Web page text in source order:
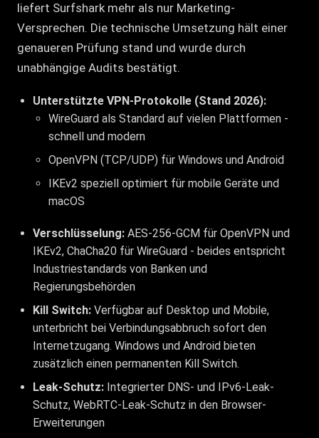
liefert Surfshark mehr als nur Marketing-
Versprechen. Die technische Umsetzung hält einer
genaueren Prüfung stand und wurde durch
unabhängige Audits bestätigt.
Unterstützte VPN-Protokolle (Stand 2026):
WireGuard als Standard auf vielen Plattformen -
schnell und modern
OpenVPN (TCP/UDP) für Windows und Android
IKEv2 speziell optimiert für mobile Geräte und
macOS
Verschlüsselung: AES-256-GCM für OpenVPN und
IKEv2, ChaCha20 für WireGuard - beides entspricht
Industriestandards von Banken und
Regierungsbehörden
Kill Switch: Verfügbar auf Desktop und Mobile,
unterbricht bei Verbindungsabbruch sofort den
Internetzugang. Windows und Android bieten
zusätzlich einen permanenten Kill Switch.
Leak-Schutz: Integrierter DNS- und IPv6-Leak-
Schutz, WebRTC-Leak-Schutz in den Browser-
Erweiterungen